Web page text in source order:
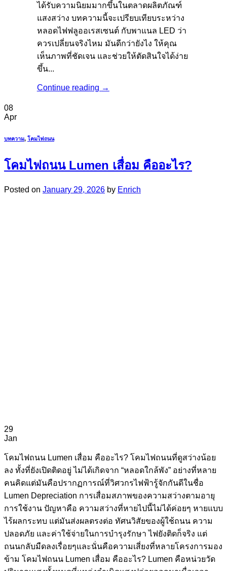
ได้รับความนิยมมากขึ้นในตลาดผลิตภัณฑ์
แสงสว่าง บทความนี้จะเปรียบเทียบระหว่าง
หลอดไฟฟลูออเรสเซนต์ กับพาแนล LED ว่า
ควรเปลี่ยนจริงไหม มันดีกว่ายังไง ให้คุณ
เห็นภาพที่ชัดเจน และช่วยให้ตัดสินใจได้ง่าย
ขึ้น...
Continue reading →
08
Apr
บทความ, โคมไฟถนน
โคมไฟถนน Lumen เสื่อม คืออะไร?
Posted on January 29, 2026 by Enrich
29
Jan
โคมไฟถนน Lumen เสื่อม คืออะไร? โคมไฟถนนที่ดูสว่างน้อย
ลง ทั้งที่ยังเปิดติดอยู่ ไม่ได้เกิดจาก “หลอดใกล้พัง” อย่างที่หลาย
คนคิดแต่มันคือปรากฏการณ์ที่วิศวกรไฟฟ้ารู้จักกันดีในชื่อ
Lumen Depreciation การเสื่อมสภาพของความสว่างตามอายุ
การใช้งาน ปัญหาคือ ความสว่างที่หายไปนี้ไม่ได้ค่อยๆ หายแบบ
ไร้ผลกระทบ แต่มันส่งผลตรงต่อ ทัศนวิสัยของผู้ใช้ถนน ความ
ปลอดภัย และค่าใช้จ่ายในการบำรุงรักษา ไฟยังติดก็จริง แต่
ถนนกลับมืดลงเรื่อยๆและนั่นคือความเสี่ยงที่หลายโครงการมอง
ข้าม โคมไฟถนน Lumen เสื่อม คืออะไร? Lumen คือหน่วยวัด